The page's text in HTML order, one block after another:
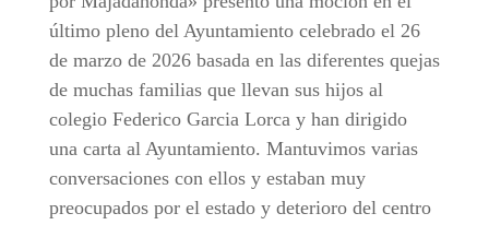
último pleno del Ayuntamiento celebrado el 26
de marzo de 2026 basada en las diferentes quejas
de muchas familias que llevan sus hijos al
colegio Federico Garcia Lorca y han dirigido
una carta al Ayuntamiento. Mantuvimos varias
conversaciones con ellos y estaban muy
preocupados por el estado y deterioro del centro